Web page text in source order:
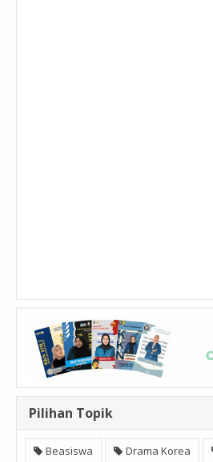
Pilihan Topik
Beasiswa Drama Korea